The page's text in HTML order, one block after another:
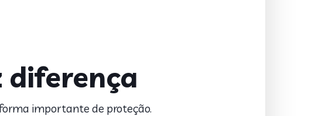
diferença
importante de proteção.